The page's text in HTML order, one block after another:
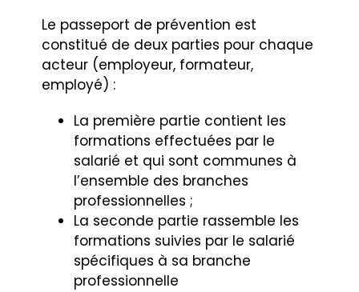
Le passeport de prévention est
constitué de deux parties pour chaque
acteur (employeur, formateur,
employé) :
La première partie contient les
formations effectuées par le
salarié et qui sont communes à
l’ensemble des branches
professionnelles ;
La seconde partie rassemble les
formations suivies par le salarié
spécifiques à sa branche
professionnelle